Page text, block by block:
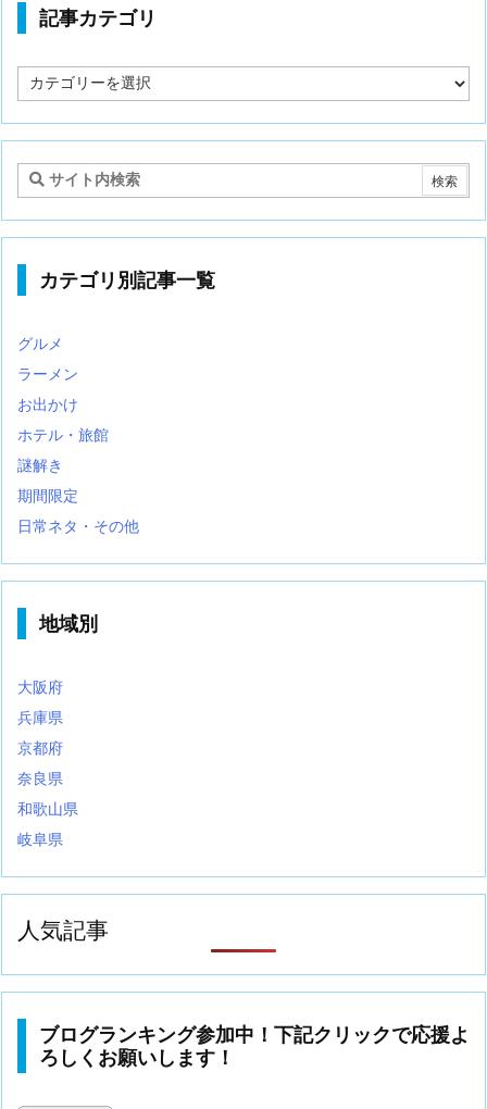
記事カテゴリ
事
テ
リ
カテゴリ別記事一覧
グルメ
ラーメン
お出かけ
ホテル・旅館
謎解き
期間限定
日常ネタ・その他
地域別
大阪府
兵庫県
京都府
奈良県
和歌山県
岐阜県
人気記事
ブログランキング参加中！下記クリックで応援よ
ろしくお願いします！